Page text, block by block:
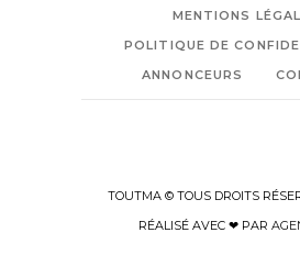
MENTIONS
POLITIQUE DE
ANNONCEURS
TOUTMA © TOUS DROITS
RÉALISÉ AVEC ❤ PAR